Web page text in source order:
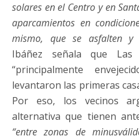
solares en el Centro y en
aparcamientos en
mismo, que se asfalten y
Ibáñez señala que
“principalmente
levantaron las primeras
Por eso, los vecinos
alternativa que tienen
“entre zonas de